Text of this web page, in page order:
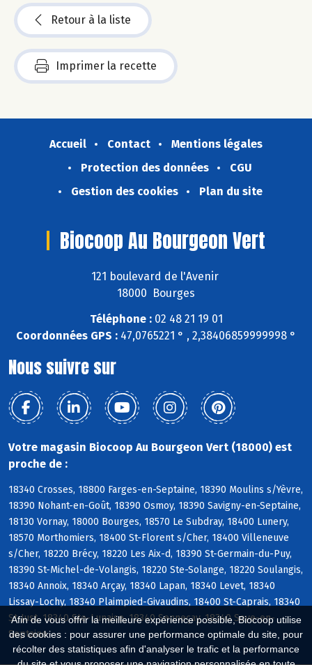
Afin de vous offrir la meilleure expérience possible, Biocoop utilise
des cookies : pour assurer une performance optimale du site, pour
récolter des statistiques afin d'analyser le trafic et la performance
Retour à la liste
Imprimer la recette
Accueil Contact
Mentions légales
Protection des données
CGU
Gestion des cookies
Plan du site
Biocoop Au Bourgeon Vert
121 boulevard de l'Avenir
18000 Bourges
Téléphone :02 48 21 19 01
Coordonnées GPS : 47,0765221 ° , 2,38406859999998 °
Nous suivre sur
Votre magasin Biocoop Au Bourgeon Vert (18000) est
proche de :
18340 Crosses, 18800 Farges-en-Septaine, 18390 Moulins s/Yèvre,
18390 Nohant-en-Goût, 18390 Osmoy, 18390 Savigny-en-Septaine,
18130 Vornay, 18000 Bourges, 18570 Le Subdray, 18400 Lunery,
18570 Morthomiers, 18400 St-Florent s/Cher, 18400 Villeneuve
s/Cher, 18220 Brécy, 18220 Les Aix-d, 18390 St-Germain-du-Puy,
18390 St-Michel-de-Volangis, 18220 Ste-Solange, 18220 Soulangis,
18340 Annoix, 18340 Arçay, 18340 Lapan, 18340 Levet, 18340
Lissay-Lochy, 18340 Plaimpied-Givaudins, 18400 St-Caprais, 18340
St-Just, 18340 Ste-Lunaise, 18340 Senneçay, 18340 Soye-en-
Septaine